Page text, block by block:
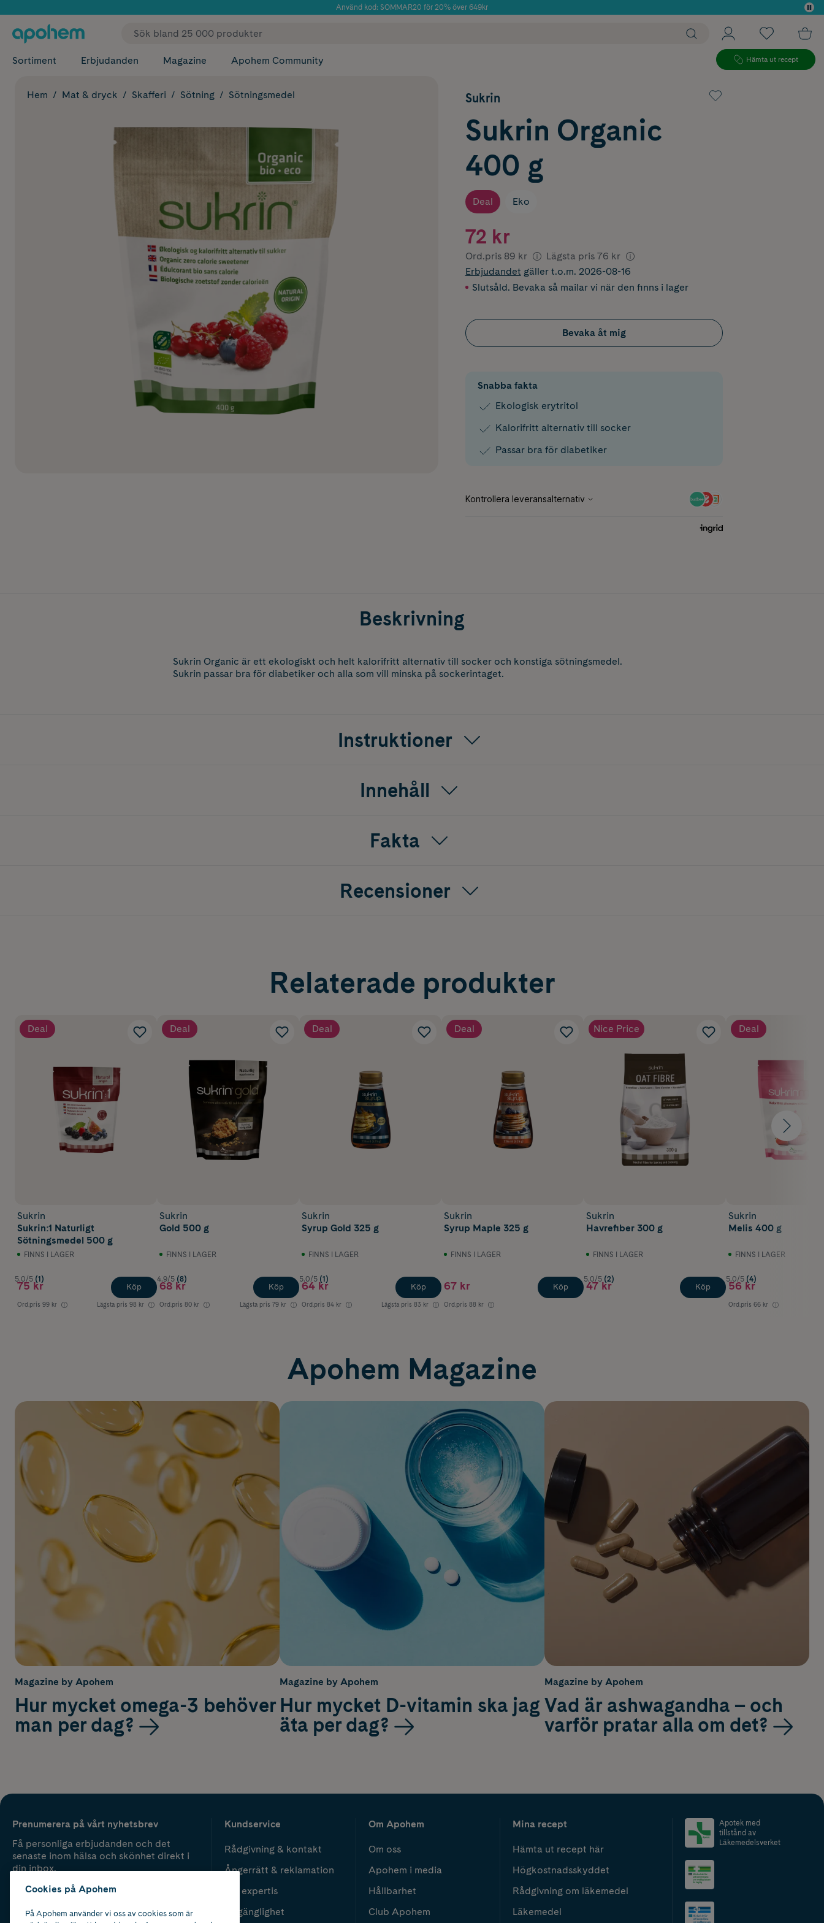
Använd kod: SOMMAR20 för 20% över 649kr
✓ Fri frakt
Sortiment Erbjudanden Magazine Apohem Community Hämta ut recept
Hem Mat & dryck Skafferi Sötning Sötningsmedel Sukrin
Sukrin Organic
400 g
Deal Eko
72 kr
Ord.pris 89 kr Lägsta pris 76 kr
Erbjudandet gäller t.o.m. 2026-08-16
Slutsåld. Bevaka så mailar vi när den finns i lager
Bevaka åt mig
Snabba fakta
Ekologisk erytritol
Kalorifritt alternativ till socker
Passar bra för diabetiker
Beskrivning
Sukrin Organic är ett ekologiskt och helt kalorifritt alternativ till socker och konstiga sötningsmedel.
Sukrin passar bra för diabetiker och alla som vill minska på sockerintaget.
Instruktioner
Innehåll
Fakta
Recensioner
Relaterade produkter
Deal
Sukrin
Sukrin:1 Naturligt
Sötningsmedel 500 g
FINNS I LAGER
5.0/5 (1)
75 kr
Ord.pris 99 kr Lägsta pris 98 kr
Köp
Deal
Sukrin
Gold 500 g
FINNS I LAGER
4.9/5 (8)
68 kr
Ord.pris 80 kr Lägsta pris 79 kr
Köp
Deal
Sukrin
Syrup Gold 325 g
FINNS I LAGER
5.0/5 (1)
64 kr
Ord.pris 84 kr Lägsta pris 83 kr
Köp
Deal
Sukrin
Syrup Maple 325 g
FINNS I LAGER
67 kr
Ord.pris 88 kr
Köp
Nice Price
Sukrin
Havrefiber 300 g
FINNS I LAGER
5.0/5 (2)
47 kr Köp
Deal
Sukrin
Melis 400 g
FINNS I LAGER
5.0/5 (4)
56 kr
Ord.pris 66 kr
Apohem Magazine
Magazine by Apohem
Hur mycket omega-3 behöver
man per dag?
Magazine by Apohem
Hur mycket D-vitamin ska jag
äta per dag?
Magazine by Apohem
Vad är ashwagandha – och
varför pratar alla om det?
Prenumerera på vårt nyhetsbrev
Få personliga erbjudanden och det
senaste inom hälsa och skönhet direkt i
din inbox.
Kundservice
Rådgivning & kontakt
Ångerrätt & reklamation
Vår expertis
Tillgänglighet
Om Apohem
Om oss
Apohem i media
Hållbarhet
Club Apohem
Mina recept
Hämta ut recept här
Högkostnadsskyddet
Rådgivning om läkemedel
Läkemedel
Apotek med
tillstånd av
Läkemedelsverket
Cookies på Apohem
På Apohem använder vi oss av cookies som är